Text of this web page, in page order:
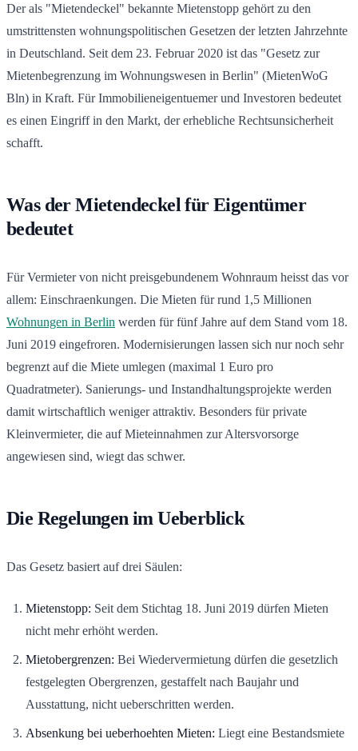
Der als "Mietendeckel" bekannte Mietenstopp gehört zu den
umstrittensten wohnungspolitischen Gesetzen der letzten Jahrzehnte
in Deutschland. Seit dem 23. Februar 2020 ist das "Gesetz zur
Mietenbegrenzung im Wohnungswesen in Berlin" (MietenWoG
Bln) in Kraft. Für Immobilieneigentuemer und Investoren bedeutet
es einen Eingriff in den Markt, der erhebliche Rechtsunsicherheit
schafft.
Was der Mietendeckel für Eigentümer
bedeutet
Für Vermieter von nicht preisgebundenem Wohnraum heisst das vor
allem: Einschraenkungen. Die Mieten für rund 1,5 Millionen
Wohnungen in Berlin werden für fünf Jahre auf dem Stand vom 18.
Juni 2019 eingefroren. Modernisierungen lassen sich nur noch sehr
begrenzt auf die Miete umlegen (maximal 1 Euro pro
Quadratmeter). Sanierungs- und Instandhaltungsprojekte werden
damit wirtschaftlich weniger attraktiv. Besonders für private
Kleinvermieter, die auf Mieteinnahmen zur Altersvorsorge
angewiesen sind, wiegt das schwer.
Die Regelungen im Ueberblick
Das Gesetz basiert auf drei Säulen:
Mietenstopp: Seit dem Stichtag 18. Juni 2019 dürfen Mieten
nicht mehr erhöht werden.
Mietobergrenzen: Bei Wiedervermietung dürfen die gesetzlich
festgelegten Obergrenzen, gestaffelt nach Baujahr und
Ausstattung, nicht ueberschritten werden.
Absenkung bei ueberhoehten Mieten: Liegt eine Bestandsmiete